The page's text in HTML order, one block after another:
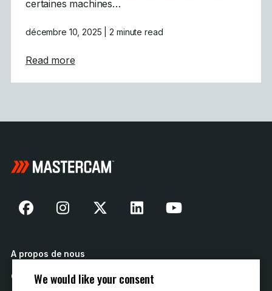
certaines machines…
décembre 10, 2025 | 2 minute read
Read moreabout Mastercam génère avec DMG
A propos de nous
Contactez nous
We would like your consent